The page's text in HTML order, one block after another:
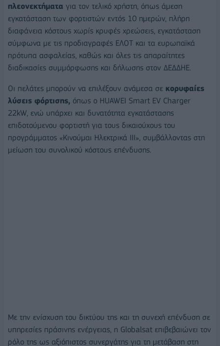
πλεονεκτήματα για τον τελικό χρήστη, όπως άμεση
εγκατάσταση των φορτιστών εντός 10 ημερών, πλήρη
διαφάνεια κόστους χωρίς κρυφές χρεώσεις, εγκατάσταση
σύμφωνα με τις προδιαγραφές ΕΛΟΤ και τα ευρωπαϊκά
πρότυπα ασφαλείας, καθώς και όλες τις απαραίτητες
διαδικασίες συμμόρφωσης και δήλωσης στον ΔΕΔΔΗΕ.
Οι πελάτες μπορούν να επιλέξουν ανάμεσα σε κορυφαίες
λύσεις φόρτισης, όπως ο HUAWEI Smart EV Charger
22kW, ενώ υπάρχει και δυνατότητα εγκατάστασης
επιδοτούμενου φορτιστή για τους δικαιούχους του
προγράμματος «Κινούμαι Ηλεκτρικά ΙΙΙ», συμβάλλοντας στη
μείωση του συνολικού κόστους επένδυσης.
Με την ενίσχυση του δικτύου της και τη συνεχή επένδυση σε
υπηρεσίες πράσινης ενέργειας, η Globalsat επιβεβαιώνει τον
ρόλο της ως αξιόπιστος συνεργάτης για τη μετάβαση στη